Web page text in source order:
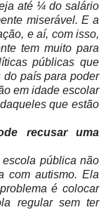
até ¼ do salário
miserável. E a
e aí, com isso,
tem muito para
públicas que
do país para poder
em idade escolar
que estão
recusar uma
pública não
com autismo. Ela
é colocar
regular sem ter